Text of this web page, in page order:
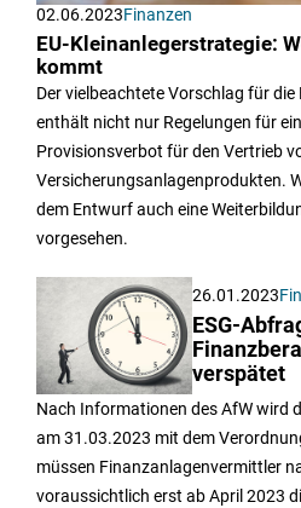
02.06.2023Finanzen
EU-Kleinanlegerstrategie:
kommt
Der vielbeachtete Vorschlag für
enthält nicht nur Regelungen für
Provisionsverbot für den Vertrieb
Versicherungsanlagenprodukten.
dem Entwurf auch eine
vorgesehen.
26.01.2023
ESG-
verspätet
Nach Informationen des AfW wird
am 31.03.2023 mit dem
müssen Finanzanlagenvermittler
voraussichtlich erst ab April 2023